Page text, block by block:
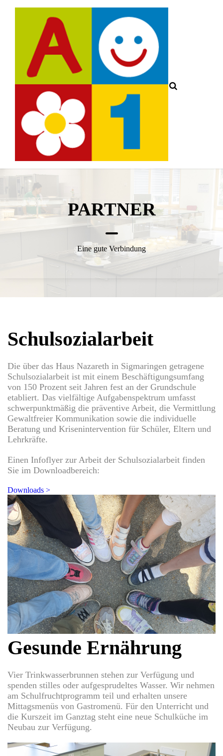
PARTNER
Eine gute Verbindung
Schulsozialarbeit
Die über das Haus Nazareth in Sigmaringen getragene
Schulsozialarbeit ist mit einem Beschäftigungsumfang
von 150 Prozent seit Jahren fest an der Grundschule
etabliert. Das vielfältige Aufgabenspektrum umfasst
schwerpunktmäßig die präventive Arbeit, die Vermittlung
Gewaltfreier Kommunikation sowie die individuelle
Beratung und Krisenintervention für Schüler, Eltern und
Lehrkräfte.
Einen Infoflyer zur Arbeit der Schulsozialarbeit finden
Sie im Downloadbereich:
Downloads >
Gesunde Ernährung
Vier Trinkwasserbrunnen stehen zur Verfügung und
spenden stilles oder aufgesprudeltes Wasser. Wir nehmen
am Schulfruchtprogramm teil und erhalten unsere
Mittagsmenüs von Gastromenü. Für den Unterricht und
die Kurszeit im Ganztag steht eine neue Schulküche im
Neubau zur Verfügung.